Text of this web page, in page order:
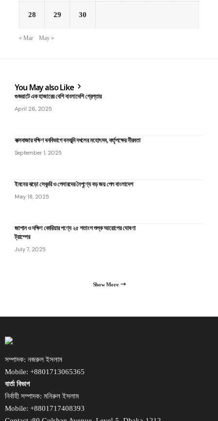
28 29 30
« Mar May »
You May also Like
গুজরাটে এক হাজারের বেশি বাংলাদেশি গ্রেপ্তার
April 26, 2025
কক্সবাজার দক্ষিণ বনবিভাগে বনভূমি দখলের মহোৎসব, কর্তৃপক্ষের নীরবতা
September 1, 2025
ইমনের ঝড়ো সেঞ্চুরি ও পেসারদের নৈপুণ্যে বড় জয় পেল বাংলাদেশ
May 18, 2025
জাপান ও দক্ষিণ কোরিয়ার পণ্যে ২৫ শতাংশ শুল্ক আরোপের ঘোষণা
ট্রাম্পের
July 7, 2025
Show More
সম্পাদক: নজরুল ইসলাম
Mobile: +8801713065365
বার্তা বিভাগ
নির্বাহী সম্পাদক: মনিরুল ইসলাম
Mobile: +8801717408393